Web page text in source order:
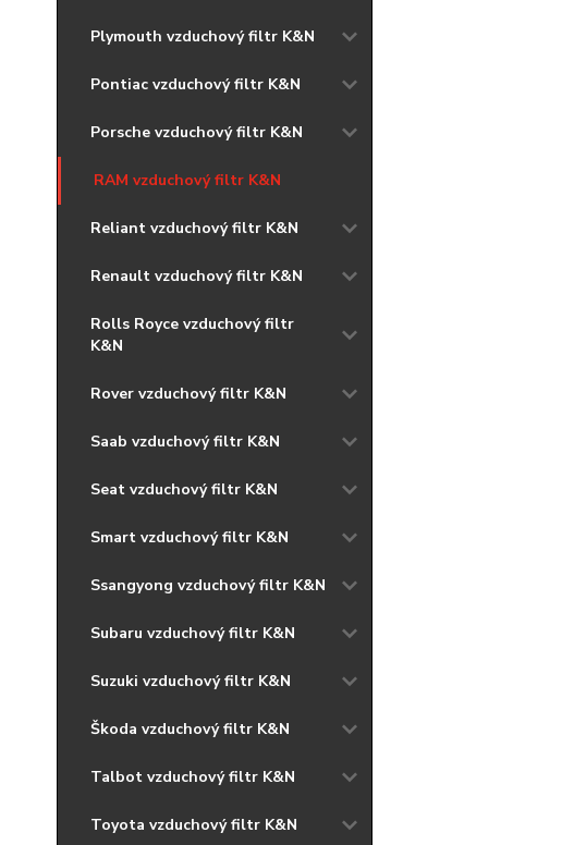
Plymouth vzduchový filtr K&N
Pontiac vzduchový filtr K&N
Porsche vzduchový filtr K&N
RAM vzduchový filtr K&N
Reliant vzduchový filtr K&N
Renault vzduchový filtr K&N
Rolls Royce vzduchový filtr
K&N
Rover vzduchový filtr K&N
Saab vzduchový filtr K&N
Seat vzduchový filtr K&N
Smart vzduchový filtr K&N
Ssangyong vzduchový filtr K&N
Subaru vzduchový filtr K&N
Suzuki vzduchový filtr K&N
Škoda vzduchový filtr K&N
Talbot vzduchový filtr K&N
Toyota vzduchový filtr K&N